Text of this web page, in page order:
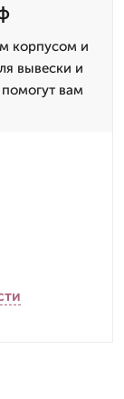
корпусом и
вывески и
вам